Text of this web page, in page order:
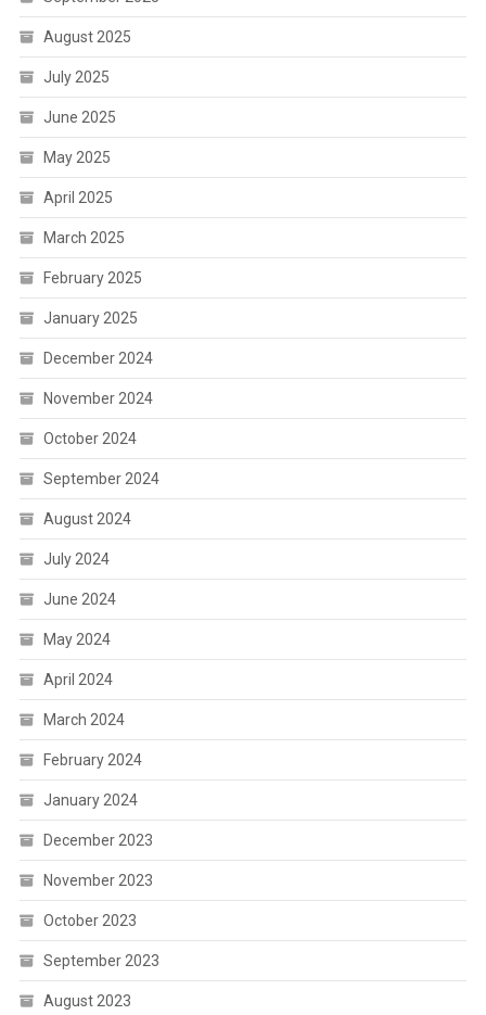
August 2025
July 2025
June 2025
May 2025
April 2025
March 2025
February 2025
January 2025
December 2024
November 2024
October 2024
September 2024
August 2024
July 2024
June 2024
May 2024
April 2024
March 2024
February 2024
January 2024
December 2023
November 2023
October 2023
September 2023
August 2023